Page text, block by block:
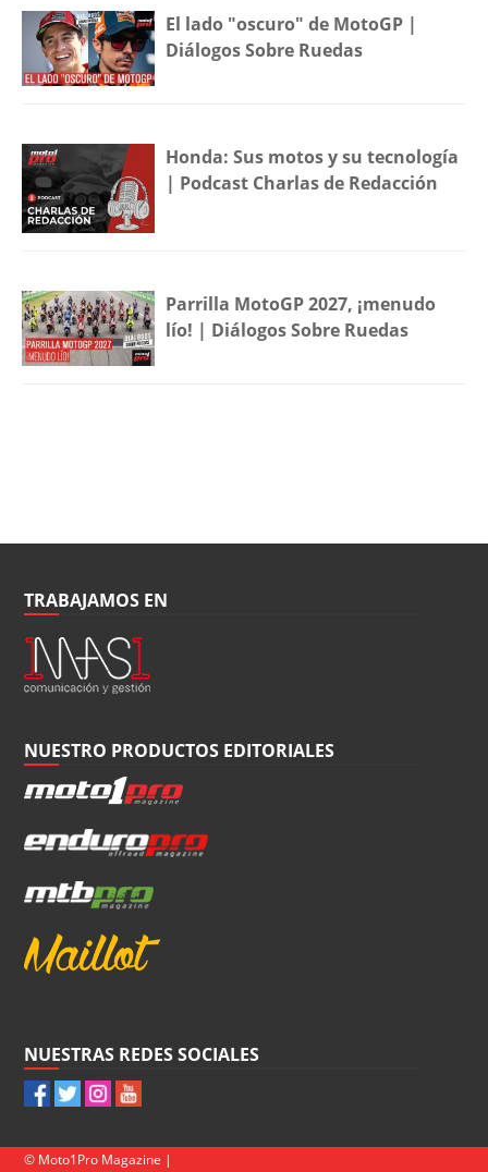
El lado "oscuro" de MotoGP |
Diálogos Sobre Ruedas
Honda: Sus motos y su tecnología
| Podcast Charlas de Redacción
Parrilla MotoGP 2027, ¡menudo
lío! | Diálogos Sobre Ruedas
TRABAJAMOS EN
NUESTRO PRODUCTOS EDITORIALES
NUESTRAS REDES SOCIALES
© Moto1Pro Magazine |